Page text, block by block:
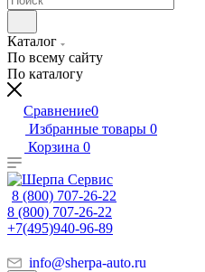
Каталог
По всему сайту
По каталогу
Сравнение0
Избранные товары 0
Корзина 0
8 (800) 707-26-22
8 (800) 707-26-22
+7(495)940-96-89
info@sherpa-auto.ru